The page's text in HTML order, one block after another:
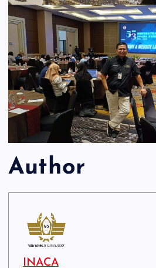
Author
INACA